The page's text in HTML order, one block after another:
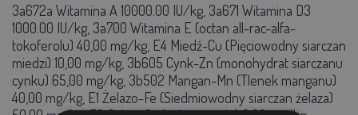
3a672a Witamina A 10000.00 IU/kg, 3a671 Witamina D3
1000.00 IU/kg, 3a700 Witamina E (octan all-rac-alfa-
tokoferolu) 40,00 mg/kg, E4 Miedź-Cu (Pięciowodny siarczan
miedzi) 10,00 mg/kg, 3b605 Cynk-Zn (monohydrat siarczanu
cynku) 65,00 mg/kg, 3b502 Mangan-Mn (Tlenek manganu)
40,00 mg/kg, E1 Żelazo-Fe (Siedmiowodny siarczan żelaza)